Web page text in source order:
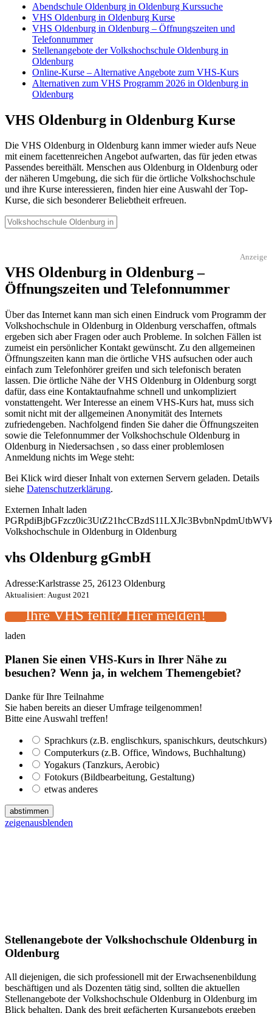
Abendschule Oldenburg in Oldenburg Kurssuche
VHS Oldenburg in Oldenburg Kurse
VHS Oldenburg in Oldenburg – Öffnungszeiten und
Telefonnummer
Stellenangebote der Volkshochschule Oldenburg in
Oldenburg
Online-Kurse – Alternative Angebote zum VHS-Kurs
Alternativen zum VHS Programm 2026 in Oldenburg in
Oldenburg
VHS Oldenburg in Oldenburg Kurse
Die VHS Oldenburg in Oldenburg kann immer wieder aufs Neue
mit einem facettenreichen Angebot aufwarten, das für jeden etwas
Passendes bereithält. Menschen aus Oldenburg in Oldenburg oder
der näheren Umgebung, die sich für die örtliche Volkshochschule
und ihre Kurse interessieren, finden hier eine Auswahl der Top-
Kurse, die sich besonderer Beliebtheit erfreuen.
Anzeige
VHS Oldenburg in Oldenburg –
Öffnungszeiten und Telefonnummer
Über das Internet kann man sich einen Eindruck vom Programm der
Volkshochschule in Oldenburg in Oldenburg verschaffen, oftmals
ergeben sich aber Fragen oder auch Probleme. In solchen Fällen ist
zumeist ein persönlicher Kontakt gewünscht. Zu den allgemeinen
Öffnungszeiten kann man die örtliche VHS aufsuchen oder auch
einfach zum Telefonhörer greifen und sich telefonisch beraten
lassen. Die örtliche Nähe der VHS Oldenburg in Oldenburg sorgt
dafür, dass eine Kontaktaufnahme schnell und unkompliziert
vonstattengeht. Wer Interesse an einem VHS-Kurs hat, muss sich
somit nicht mit der allgemeinen Anonymität des Internets
zufriedengeben. Nachfolgend finden Sie daher die Öffnungszeiten
sowie die Telefonnummer der Volkshochschule Oldenburg in
Oldenburg in Niedersachsen , so dass einer problemlosen
Anmeldung nichts im Wege steht:
Bei Klick wird dieser Inhalt von externen Servern geladen. Details
siehe Datenschutzerklärung.
Externen Inhalt laden
Volkshochschule in Oldenburg in Oldenburg
vhs Oldenburg gGmbH
Adresse:Karlstrasse 25, 26123 Oldenburg
Aktualisiert: August 2021
Ihre VHS fehlt? Hier melden!
laden
Planen Sie einen VHS-Kurs in Ihrer Nähe zu
besuchen? Wenn ja, in welchem Themengebiet?
Danke für Ihre Teilnahme
Sie haben bereits an dieser Umfrage teilgenommen!
Bitte eine Auswahl treffen!
Sprachkurs (z.B. englischkurs, spanischkurs, deutschkurs)
Computerkurs (z.B. Office, Windows, Buchhaltung)
Yogakurs (Tanzkurs, Aerobic)
Fotokurs (Bildbearbeitung, Gestaltung)
etwas anderes
abstimmen
zeigenausblenden
Stellenangebote der Volkshochschule Oldenburg in
Oldenburg
All diejenigen, die sich professionell mit der Erwachsenenbildung
beschäftigen und als Dozenten tätig sind, sollten die aktuellen
Stellenangebote der Volkshochschule Oldenburg in Oldenburg im
Blick behalten. Dank des breit gefächerten Kursangebots ergeben